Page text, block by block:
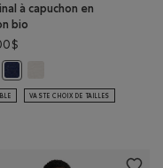
bio: SEL ET POIVRE
à capuchon en
bio
VASTE CHOIX DE TAILLES